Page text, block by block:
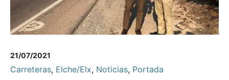
21/07/2021
Carreteras, Elche/Elx, Noticias, Portada